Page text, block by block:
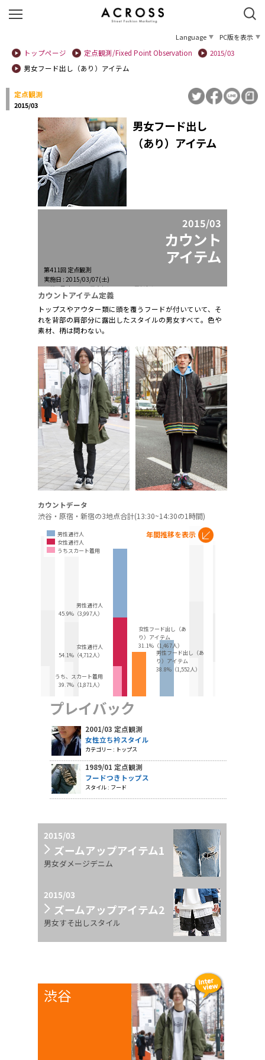
Language
PC版を表示
トップページ
定点観測/Fixed Point Observation
2015/03
男女フード出し（あり）アイテム
定点観測
2015/03
男女フード出し
（あり）アイテム
2015/03
カウント
アイテム
第411回 定点観測
実施日 : 2015/03/07(土)
天候 : 曇時々雨、最高気温8.2℃、最低気温6.0℃
カウントアイテム定義
トップスやアウター類に頭を覆うフードが付いていて、そ
れを背部の肩部分に露出したスタイルの男女すべて。色や
素材、柄は問わない。
カウントデータ
渋谷・原宿・新宿の3地点合計(13:30~14:30の1時間)
男性通行人
女性通行人
うちスカート着用
年間推移を表示
男性通行人
45.9%（3,997人）
女性通行人
54.1%（4,712人）
うち、スカート着用
39.7%（1,871人）
女性フード出し（あ
り）アイテム
31.1%（1,467人）
男性フード出し（あ
り）アイテム
38.8%（1,552人）
プレイバック
2001/03 定点観測
女性立ち衿スタイル
カテゴリー : トップス
1989/01 定点観測
フードつきトップス
スタイル : フード
2015/03
ズームアップアイテム1
男女ダメージデニム
2015/03
ズームアップアイテム2
男女すそ出しスタイル
渋谷